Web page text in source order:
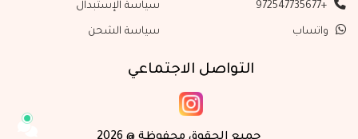
+972547735677
واتساب
سياسة الإستبدال
سياسة الشحن
التواصل الاجتماعي